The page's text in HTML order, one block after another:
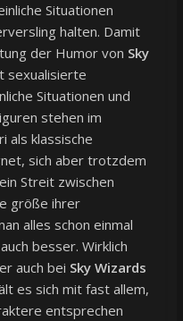
Situationen
halten. Damit
der Humor von Sky
sexualisierte
Situationen und
stehen im
als klassische
sich aber trotzdem
Streit zwischen
größe ihrer
alles schon einmal
besser. Wirklich
auch bei Sky Wizards
es sich mit fast allem,
entsprechen